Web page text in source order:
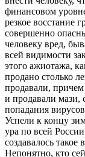
финансовом
резкое восстание
совершенно
человеку вред,
всей видимости
этого ажиотажа,
продано столько
продавали,
и продавали мази,
попадания
Успели к концу
ура по всей
создавалось такое
Непонятно, кто